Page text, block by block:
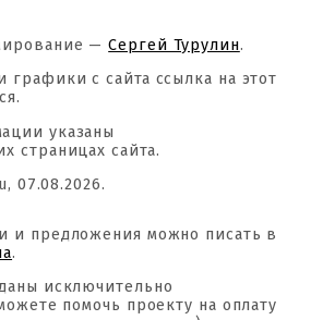
—Сергей Турулин.
графики с сайта ссылка на этот
указаны
страницах сайта.
07.08.2026.
и предложения можно писать в
.
исключительно
помочь проекту на оплату